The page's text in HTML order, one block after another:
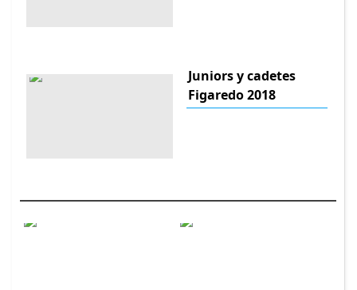
Juniors y cadetes
Figaredo 2018